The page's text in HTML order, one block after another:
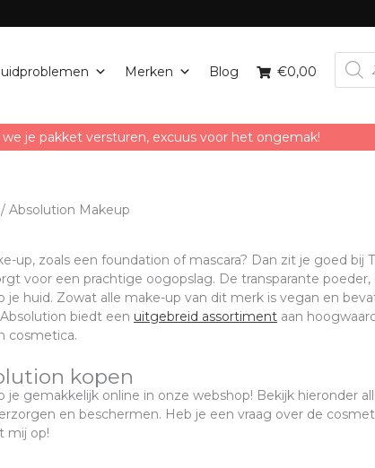
Merken Blog €0,00
je pakket versturen, excuus voor het ongemak!
/ Absolution Makeup
up, zoals een foundation of mascara? Dan zit je goed bij
voor een prachtige oogopslag. De transparante
je huid. Zowat alle make-up van dit merk is vegan en
biedt een uitgebreid assortiment aan
cosmetica.
kopen
je gemakkelijk online in onze webshop! Bekijk hieronder
en beschermen. Heb je een vraag over de
mij op!